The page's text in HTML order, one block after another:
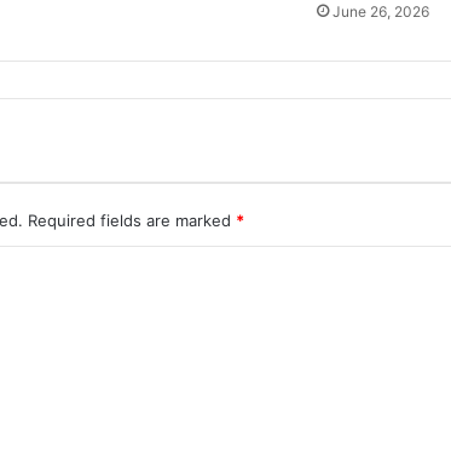
June 26, 2026
Required fields are marked *